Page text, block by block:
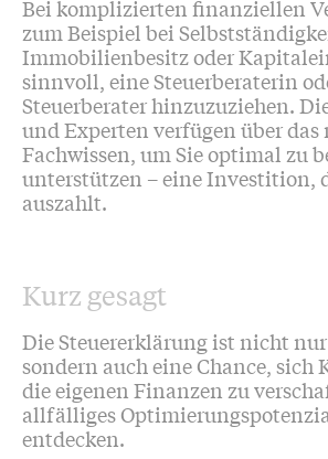
Bei komplizierten finanziellen
zum Beispiel bei
Immobilienbesitz oder
sinnvoll, eine Steuerberaterin
Steuerberater hinzuzuziehen.
und Experten verfügen über das
Fachwissen, um Sie optimal zu
unterstützen – eine Investition,
auszahlt.
Kurz gesagt
Die Steuererklärung ist nicht
sondern auch eine Chance, sich
die eigenen Finanzen zu
allfälliges
entdecken.